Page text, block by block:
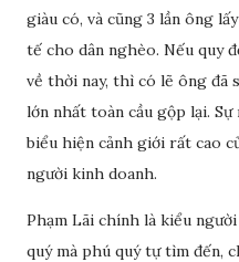
giàu có, và cũng 3 lần ông
tế cho dân nghèo. Nếu quy
về thời nay, thì có lẽ ông đã
lớn nhất toàn cầu gộp lại. Sự
biểu hiện cảnh giới rất cao
người kinh doanh.
Phạm Lãi chính là kiểu
quý mà phú quý tự tìm đến,